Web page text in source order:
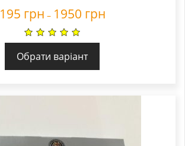
195 грн – 1950 грн
Обрати варіант